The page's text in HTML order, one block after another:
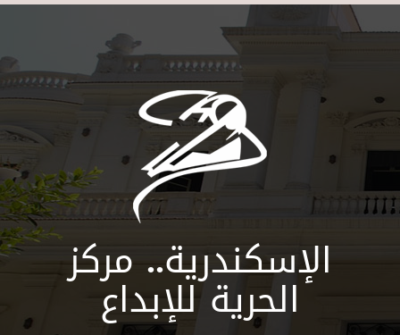
Skip to main content
الإسكندرية.. مركز
الحرية للإبداع